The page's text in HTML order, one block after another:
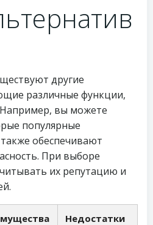
другие
различные функции,
вы можете
популярные
обеспечивают
При выборе
их репутацию и
Недостатки